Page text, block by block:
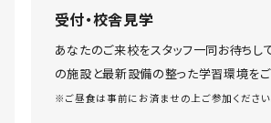
受付・校舎見学
あなたのご来校をスタッフ一同お待ちし
の施設と最新設備の整った学習環境をご
※ご昼食は事前にお済ませの上ご参加ください